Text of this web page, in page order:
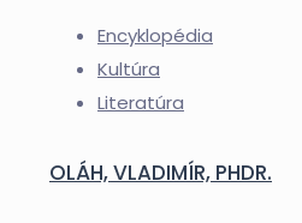
Encyklopédia
Kultúra
Literatúra
OLÁH, VLADIMÍR, PHDR.